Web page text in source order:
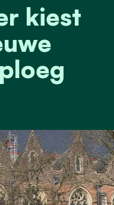
kiest